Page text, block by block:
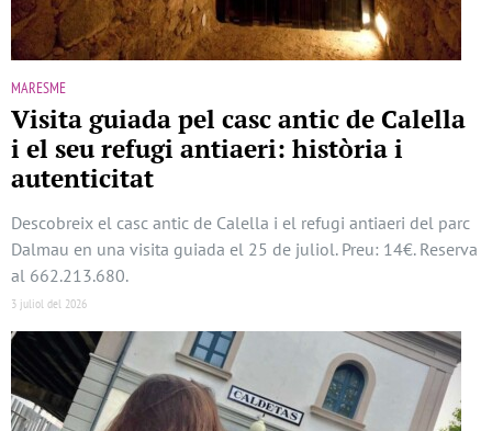
MARESME
Visita guiada pel casc antic de Calella
i el seu refugi antiaeri: història i
autenticitat
Descobreix el casc antic de Calella i el refugi antiaeri del parc
Dalmau en una visita guiada el 25 de juliol. Preu: 14€. Reserva
al 662.213.680.
3 juliol del 2026